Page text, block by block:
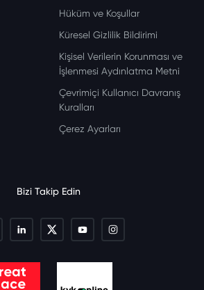
Hüküm ve Koşullar
Küresel Gizlilik Bildirimi
Kişisel Verilerin Korunması ve
İşlenmesi Aydınlatma Metni
Çevrimiçi Kullanıcı Davranış
Kuralları
Çerez Ayarları
Bizi Takip Edin